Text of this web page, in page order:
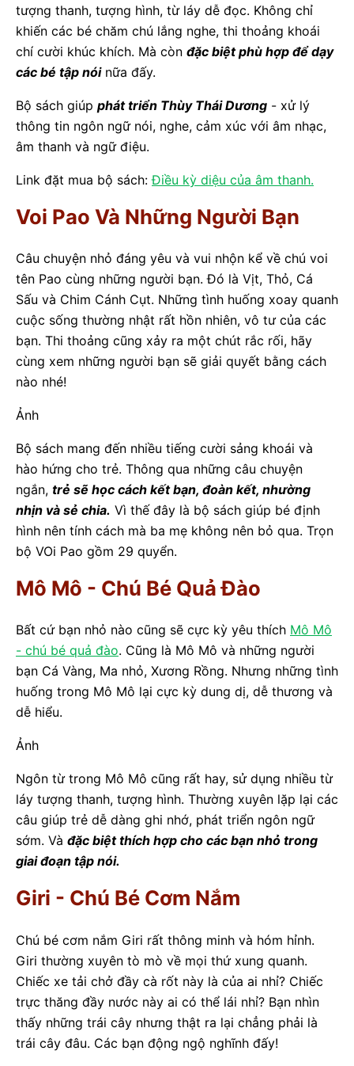
tượng thanh, tượng hình, từ láy dễ đọc. Không chỉ
khiến các bé chăm chú lắng nghe, thi thoảng khoái
chí cười khúc khích. Mà còn đặc biệt phù hợp để dạy
các bé tập nóinữa đấy.
Bộ sách giúp phát triển Thùy Thái Dương - xử lý
thông tin ngôn ngữ nói, nghe, cảm xúc với âm nhạc,
âm thanh và ngữ điệu.
Link đặt mua bộ sách:Điều kỳ diệu của âm thanh.
Voi Pao Và Những Người Bạn
Câu chuyện nhỏ đáng yêu và vui nhộn kể về chú voi
tên Pao cùng những người bạn. Đó là Vịt, Thỏ, Cá
Sấu và Chim Cánh Cụt. Những tình huống xoay quanh
cuộc sống thường nhật rất hồn nhiên, vô tư của các
bạn. Thi thoảng cũng xảy ra một chút rắc rối, hãy
cùng xem những người bạn sẽ giải quyết bằng cách
nào nhé!
Ảnh
Bộ sách mang đến nhiều tiếng cười sảng khoái và
hào hứng cho trẻ. Thông qua những câu chuyện
ngắn, trẻ sẽ học cách kết bạn, đoàn kết, nhường
nhịn và sẻ chia. Vì thế đây là bộ sách giúp bé định
hình nên tính cách mà ba mẹ không nên bỏ qua. Trọn
bộ VOi Pao gồm 29 quyển.
Mô Mô - Chú Bé Quả Đào
Bất cứ bạn nhỏ nào cũng sẽ cực kỳ yêu thích Mô Mô
- chú bé quả đào. Cũng là Mô Mô và những người
bạn Cá Vàng, Ma nhỏ, Xương Rồng. Nhưng những tình
huống trong Mô Mô lại cực kỳ dung dị, dễ thương và
dễ hiểu.
Ảnh
Ngôn từ trong Mô Mô cũng rất hay, sử dụng nhiều từ
láy tượng thanh, tượng hình. Thường xuyên lặp lại các
câu giúp trẻ dễ dàng ghi nhớ, phát triển ngôn ngữ
sớm. Và đặc biệt thích hợp cho các bạn nhỏ trong
giai đoạn tập nói.
Giri - Chú Bé Cơm Nắm
Chú bé cơm nắm Giri rất thông minh và hóm hỉnh.
Giri thường xuyên tò mò về mọi thứ xung quanh.
Chiếc xe tải chở đầy cà rốt này là của ai nhỉ? Chiếc
trực thăng đầy nước này ai có thể lái nhỉ? Bạn nhìn
thấy những trái cây nhưng thật ra lại chẳng phải là
trái cây đâu. Các bạn động ngộ nghĩnh đấy!